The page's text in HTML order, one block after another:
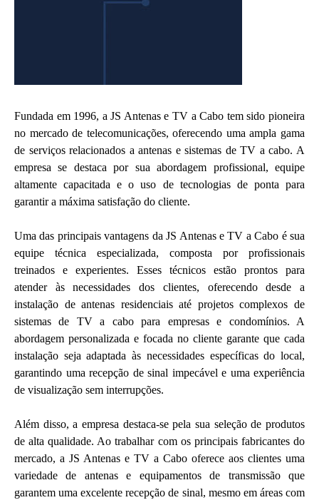
Fundada em 1996, a JS Antenas e TV a Cabo tem sido pioneira
no mercado de telecomunicações, oferecendo uma ampla gama
de serviços relacionados a antenas e sistemas de TV a cabo. A
empresa se destaca por sua abordagem profissional, equipe
altamente capacitada e o uso de tecnologias de ponta para
garantir a máxima satisfação do cliente.
Uma das principais vantagens da JS Antenas e TV a Cabo é sua
equipe técnica especializada, composta por profissionais
treinados e experientes. Esses técnicos estão prontos para
atender às necessidades dos clientes, oferecendo desde a
instalação de antenas residenciais até projetos complexos de
sistemas de TV a cabo para empresas e condomínios. A
abordagem personalizada e focada no cliente garante que cada
instalação seja adaptada às necessidades específicas do local,
garantindo uma recepção de sinal impecável e uma experiência
de visualização sem interrupções.
Além disso, a empresa destaca-se pela sua seleção de produtos
de alta qualidade. Ao trabalhar com os principais fabricantes do
mercado, a JS Antenas e TV a Cabo oferece aos clientes uma
variedade de antenas e equipamentos de transmissão que
garantem uma excelente recepção de sinal, mesmo em áreas com